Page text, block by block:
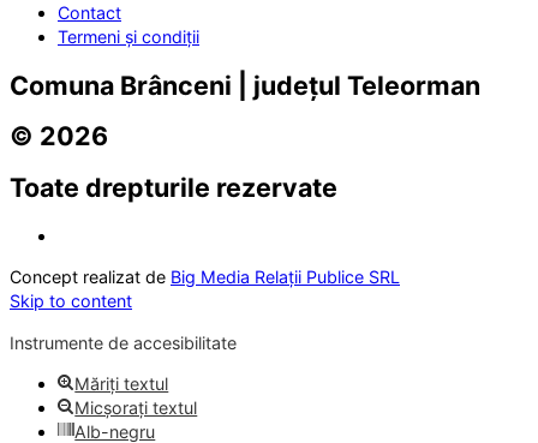
Contact
Termeni și condiții
Comuna Brânceni | județul Teleorman
© 2026
Toate drepturile rezervate
Concept realizat de Big Media Relații Publice SRL
Skip to content
Instrumente de accesibilitate
Măriți textul
Micșorați textul
Alb-negru